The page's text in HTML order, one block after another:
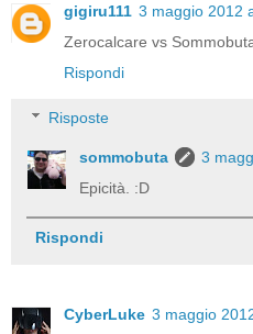
gigiru111 3 maggio 2012
Zerocalcare vs
Rispondi
Risposte
sommobuta
3
Epicità. :D
Rispondi
CyberLuke 3 maggio